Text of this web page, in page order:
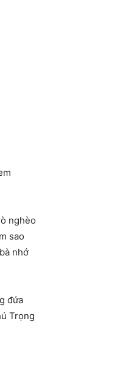
nghèo
sao
nhớ
đứa
Trọng